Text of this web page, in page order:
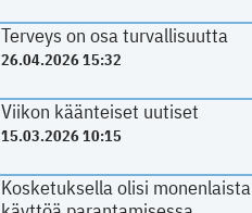
Terveys on osa turvallisuutta
26.04.2026 15:32
Viikon käänteiset uutiset
15.03.2026 10:15
Kosketuksella olisi monenlaista